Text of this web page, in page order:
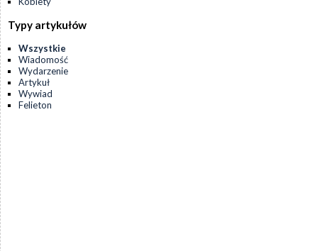
Typy artykułów
Wszystkie
Wiadomość
Wydarzenie
Artykuł
Wywiad
Felieton